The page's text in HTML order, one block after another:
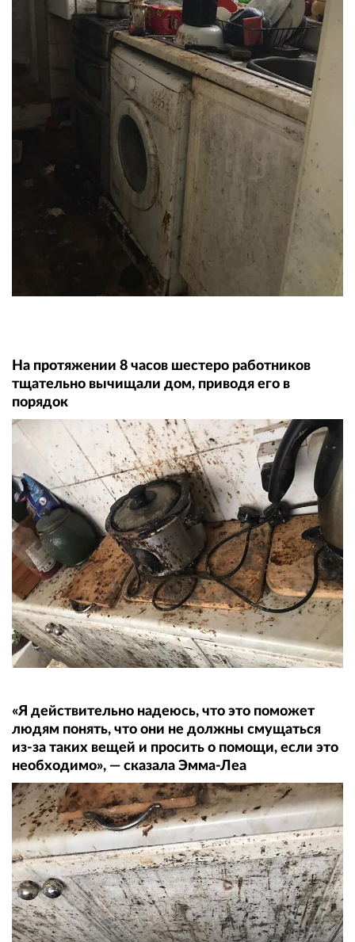
На протяжении 8 часов шестеро работников
тщательно вычищали дом, приводя его в
порядок
«Я действительно надеюсь, что это поможет
людям понять, что они не должны смущаться
из-за таких вещей и просить о помощи, если это
необходимо», — сказала Эмма-Леа